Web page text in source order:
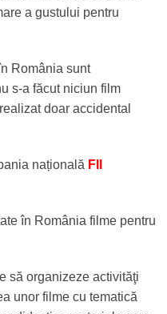
a gustului pentru
România sunt
s-a făcut niciun film
doar accidental
națională FII
în România filme pentru
să organizeze activităţi
unor filme cu tematică